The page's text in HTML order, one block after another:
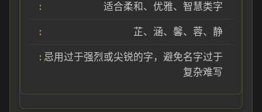
适合柔和、优雅、智慧类字
芷、涵、馨、蓉、静
忌用过于强烈或尖锐的字，避免名字过于
复杂难写